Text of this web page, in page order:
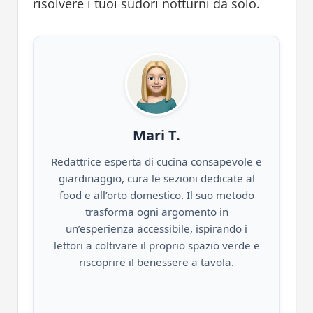
risolvere i tuoi sudori notturni da solo.
Mari T.
Redattrice esperta di cucina consapevole e
giardinaggio, cura le sezioni dedicate al
food e all’orto domestico. Il suo metodo
trasforma ogni argomento in
un’esperienza accessibile, ispirando i
lettori a coltivare il proprio spazio verde e
riscoprire il benessere a tavola.